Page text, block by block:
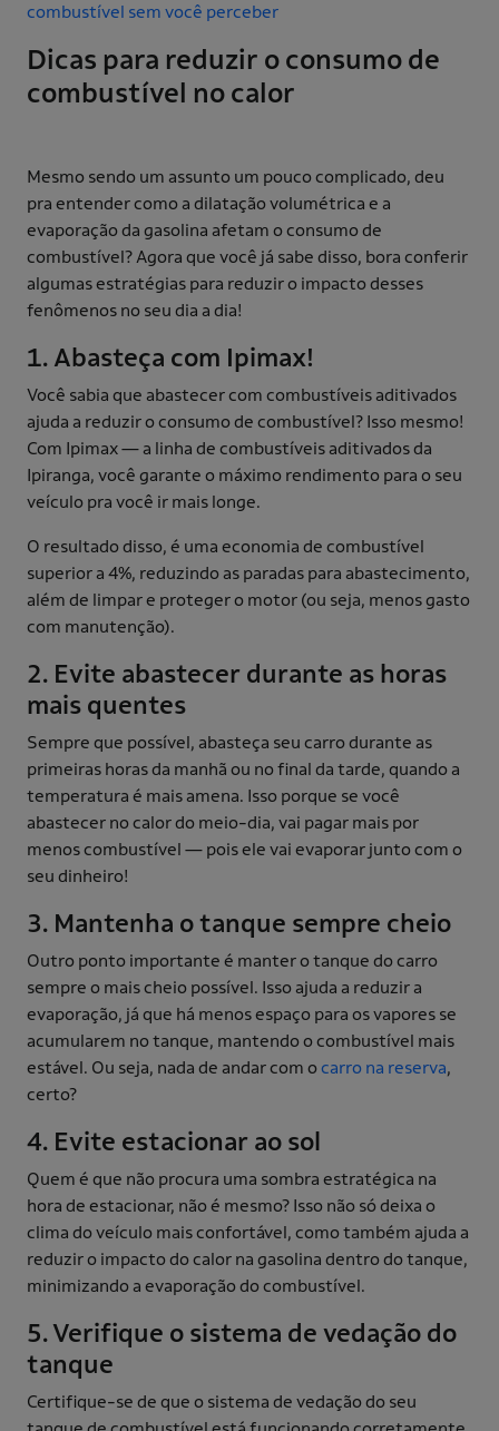
combustível sem você perceber
Dicas para reduzir o consumo de
combustível no calor
Mesmo sendo um assunto um pouco complicado, deu
pra entender como a dilatação volumétrica e a
evaporação da gasolina afetam o consumo de
combustível? Agora que você já sabe disso, bora conferir
algumas estratégias para reduzir o impacto desses
fenômenos no seu dia a dia!
1. Abasteça com Ipimax!
Você sabia que abastecer com combustíveis aditivados
ajuda a reduzir o consumo de combustível? Isso mesmo!
Com Ipimax — a linha de combustíveis aditivados da
Ipiranga, você garante o máximo rendimento para o seu
veículo pra você ir mais longe.
O resultado disso, é uma economia de combustível
superior a 4%, reduzindo as paradas para abastecimento,
além de limpar e proteger o motor (ou seja, menos gasto
com manutenção).
2. Evite abastecer durante as horas
mais quentes
Sempre que possível, abasteça seu carro durante as
primeiras horas da manhã ou no final da tarde, quando a
temperatura é mais amena. Isso porque se você
abastecer no calor do meio-dia, vai pagar mais por
menos combustível — pois ele vai evaporar junto com o
seu dinheiro!
3. Mantenha o tanque sempre cheio
Outro ponto importante é manter o tanque do carro
sempre o mais cheio possível. Isso ajuda a reduzir a
evaporação, já que há menos espaço para os vapores se
acumularem no tanque, mantendo o combustível mais
estável. Ou seja, nada de andar com ocarro na reserva,
certo?
4. Evite estacionar ao sol
Quem é que não procura uma sombra estratégica na
hora de estacionar, não é mesmo? Isso não só deixa o
clima do veículo mais confortável, como também ajuda a
reduzir o impacto do calor na gasolina dentro do tanque,
minimizando a evaporação do combustível.
5. Verifique o sistema de vedação do
tanque
Certifique-se de que o sistema de vedação do seu